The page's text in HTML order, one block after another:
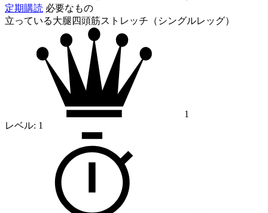
定期購読 必要なもの
立っている大腿四頭筋ストレッチ（シングルレッグ）
1
レベル: 1